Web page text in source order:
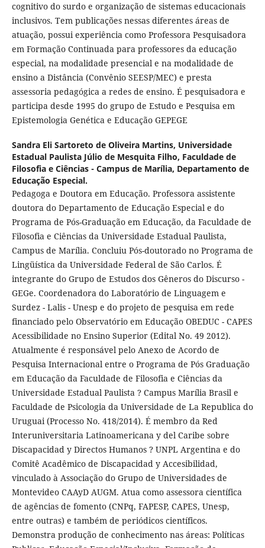
cognitivo do surdo e organização de sistemas educacionais
inclusivos. Tem publicações nessas diferentes áreas de
atuação, possui experiência como Professora Pesquisadora
em Formação Continuada para professores da educação
especial, na modalidade presencial e na modalidade de
ensino a Distância (Convênio SEESP/MEC) e presta
assessoria pedagógica a redes de ensino. É pesquisadora e
participa desde 1995 do grupo de Estudo e Pesquisa em
Epistemologia Genética e Educação GEPEGE
Sandra Eli Sartoreto de Oliveira Martins, Universidade
Estadual Paulista Júlio de Mesquita Filho, Faculdade de
Filosofia e Ciências - Campus de Marília, Departamento de
Educação Especial.
Pedagoga e Doutora em Educação. Professora assistente
doutora do Departamento de Educação Especial e do
Programa de Pós-Graduação em Educação, da Faculdade de
Filosofia e Ciências da Universidade Estadual Paulista,
Campus de Marília. Concluiu Pós-doutorado no Programa de
Lingüística da Universidade Federal de São Carlos. É
integrante do Grupo de Estudos dos Gêneros do Discurso -
GEGe. Coordenadora do Laboratório de Linguagem e
Surdez - Lalis - Unesp e do projeto de pesquisa em rede
financiado pelo Observatório em Educação OBEDUC - CAPES
Acessibilidade no Ensino Superior (Edital No. 49 2012).
Atualmente é responsável pelo Anexo de Acordo de
Pesquisa Internacional entre o Programa de Pós Graduação
em Educação da Faculdade de Filosofia e Ciências da
Universidade Estadual Paulista ? Campus Marília Brasil e
Faculdade de Psicologia da Universidade de La Republica do
Uruguai (Processo No. 418/2014). É membro da Red
Interuniversitaria Latinoamericana y del Caribe sobre
Discapacidad y Directos Humanos ? UNPL Argentina e do
Comitê Acadêmico de Discapacidad y Accesibilidad,
vinculado à Associação do Grupo de Universidades de
Montevideo CAAyD AUGM. Atua como assessora científica
de agências de fomento (CNPq, FAPESP, CAPES, Unesp,
entre outras) e também de periódicos científicos.
Demonstra produção de conhecimento nas áreas: Políticas